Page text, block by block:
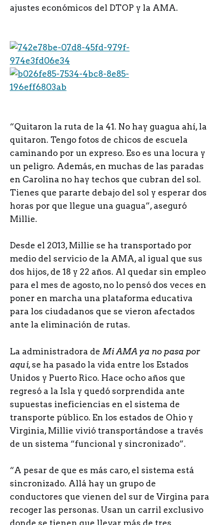
ajustes económicos del DTOP y la AMA.
“Quitaron la ruta de la 41. No hay guagua ahí, la
quitaron. Tengo fotos de chicos de escuela
caminando por un expreso. Eso es una locura y
un peligro. Además, en muchas de las paradas
en Carolina no hay techos que cubran del sol.
Tienes que pararte debajo del sol y esperar dos
horas por que llegue una guagua”, aseguró
Millie.
Desde el 2013, Millie se ha transportado por
medio del servicio de la AMA, al igual que sus
dos hijos, de 18 y 22 años. Al quedar sin empleo
para el mes de agosto, no lo pensó dos veces en
poner en marcha una plataforma educativa
para los ciudadanos que se vieron afectados
ante la eliminación de rutas.
La administradora de Mi AMA ya no pasa por
aquí, se ha pasado la vida entre los Estados
Unidos y Puerto Rico. Hace ocho años que
regresó a la Isla y quedó sorprendida ante
supuestas ineficiencias en el sistema de
transporte público. En los estados de Ohio y
Virginia, Millie vivió transportándose a través
de un sistema “funcional y sincronizado”.
“A pesar de que es más caro, el sistema está
sincronizado. Allá hay un grupo de
conductores que vienen del sur de Virgina para
recoger las personas. Usan un carril exclusivo
donde se tienen que llevar más de tres